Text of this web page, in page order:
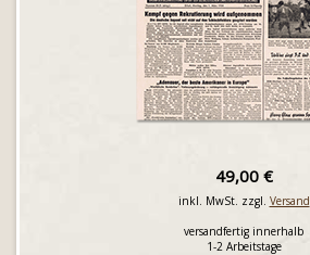
49,00 €
inkl. MwSt. zzgl. Versand
versandfertig innerhalb
1-2 Arbeitstage